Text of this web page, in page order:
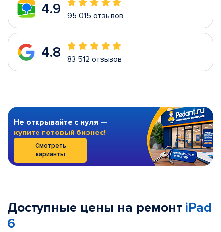
4.9 95 015 отзывов
4.8 83 512 отзывов
Не открывайте с нуля —
купите готовый бизнес!
Смотреть
варианты
Доступные цены на ремонт iPad
6